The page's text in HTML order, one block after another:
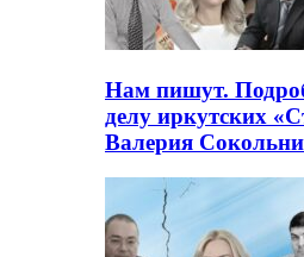
Нам пишут.
делу иркутских
Валерия